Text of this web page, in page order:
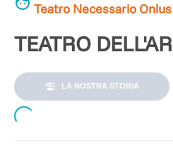
Teatro Necessario Onlus
TEATRO
LA NOSTRA STORIA
Loading...